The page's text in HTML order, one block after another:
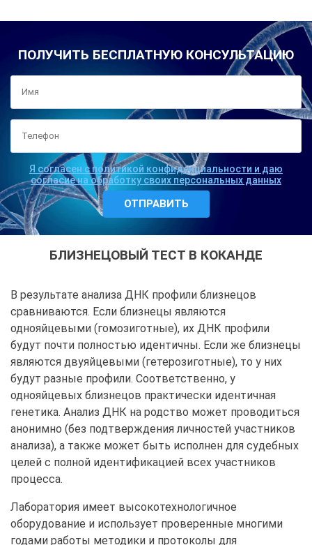
ПОЛУЧИТЬ БЕСПЛАТНУЮ КОНСУЛЬТАЦИЮ
Я согласен с политикой конфиденциальности и даю
согласие на обработку своих персональных данных
БЛИЗНЕЦОВЫЙ ТЕСТ В КОКАНДЕ
В результате анализа ДНК профили близнецов
сравниваются. Если близнецы являются
однояйцевыми (гомозиготные), их ДНК профили
будут почти полностью идентичны. Если же близнецы
являются двуяйцевыми (гетерозиготные), то у них
будут разные профили. Соответственно, у
однояйцевых близнецов практически идентичная
генетика. Анализ ДНК на родство может проводиться
анонимно (без подтверждения личностей участников
анализа), а также может быть исполнен для судебных
целей с полной идентификацией всех участников
процесса.
Лаборатория имеет высокотехнологичное
оборудование и использует проверенные многими
годами работы методики и протоколы для